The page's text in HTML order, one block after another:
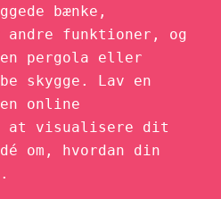
bænke,
funktioner, og
pergola eller
skygge. Lav en
online
at visualisere dit
om, hvordan din